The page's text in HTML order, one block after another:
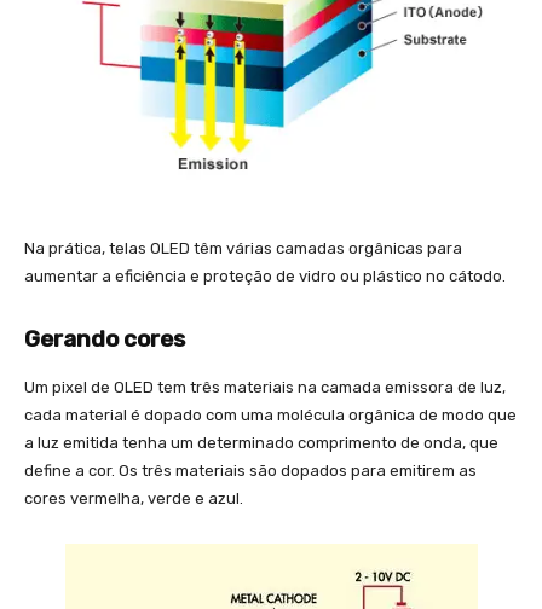
Na prática, telas OLED têm várias camadas orgânicas para
aumentar a eficiência e proteção de vidro ou plástico no cátodo.
Gerando cores
Um pixel de OLED tem três materiais na camada emissora de luz,
cada material é dopado com uma molécula orgânica de modo que
a luz emitida tenha um determinado comprimento de onda, que
define a cor. Os três materiais são dopados para emitirem as
cores vermelha, verde e azul.